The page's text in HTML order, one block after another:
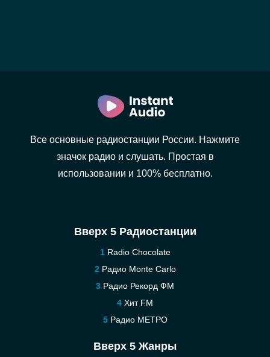
Все основные радиостанции России. Нажмите
значок радио и слушать. Простая в
использовании и 100% бесплатно.
Вверх 5 Радиостанции
Radio Chocolate
Радио Monte Carlo
Радио Рекорд ФМ
Хит FM
Радио МЕТРО
Вверх 5 Жанры